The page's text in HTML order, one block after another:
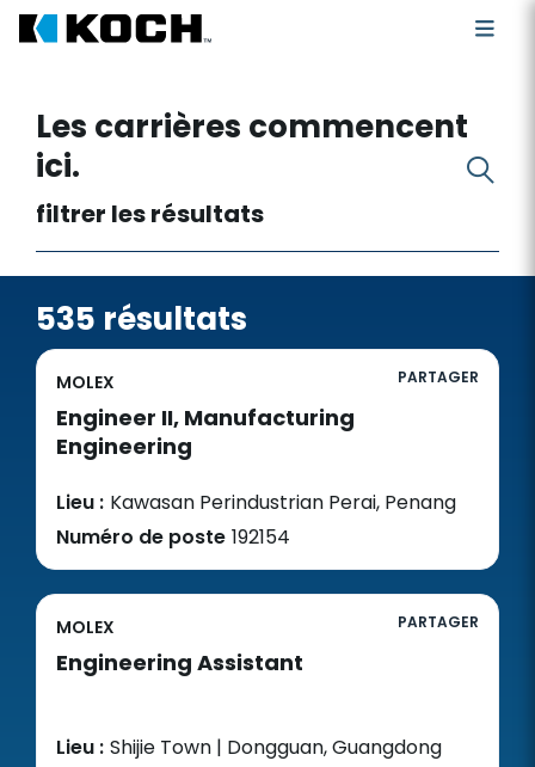
Les carrières commencent
ici.
filtrer les résultats
535 résultats
MOLEX PARTAGER
Engineer II, Manufacturing
Engineering
Lieu : Kawasan Perindustrian Perai, Penang
Numéro de poste 192154
MOLEX PARTAGER
Engineering Assistant
Lieu : Shijie Town | Dongguan, Guangdong